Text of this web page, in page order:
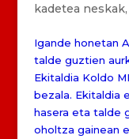
kadetea neskak,
Igande honetan
talde guztien
Ekitaldia Koldo
bezala. Ekitaldia
hasera eta talde
oholtza gainean